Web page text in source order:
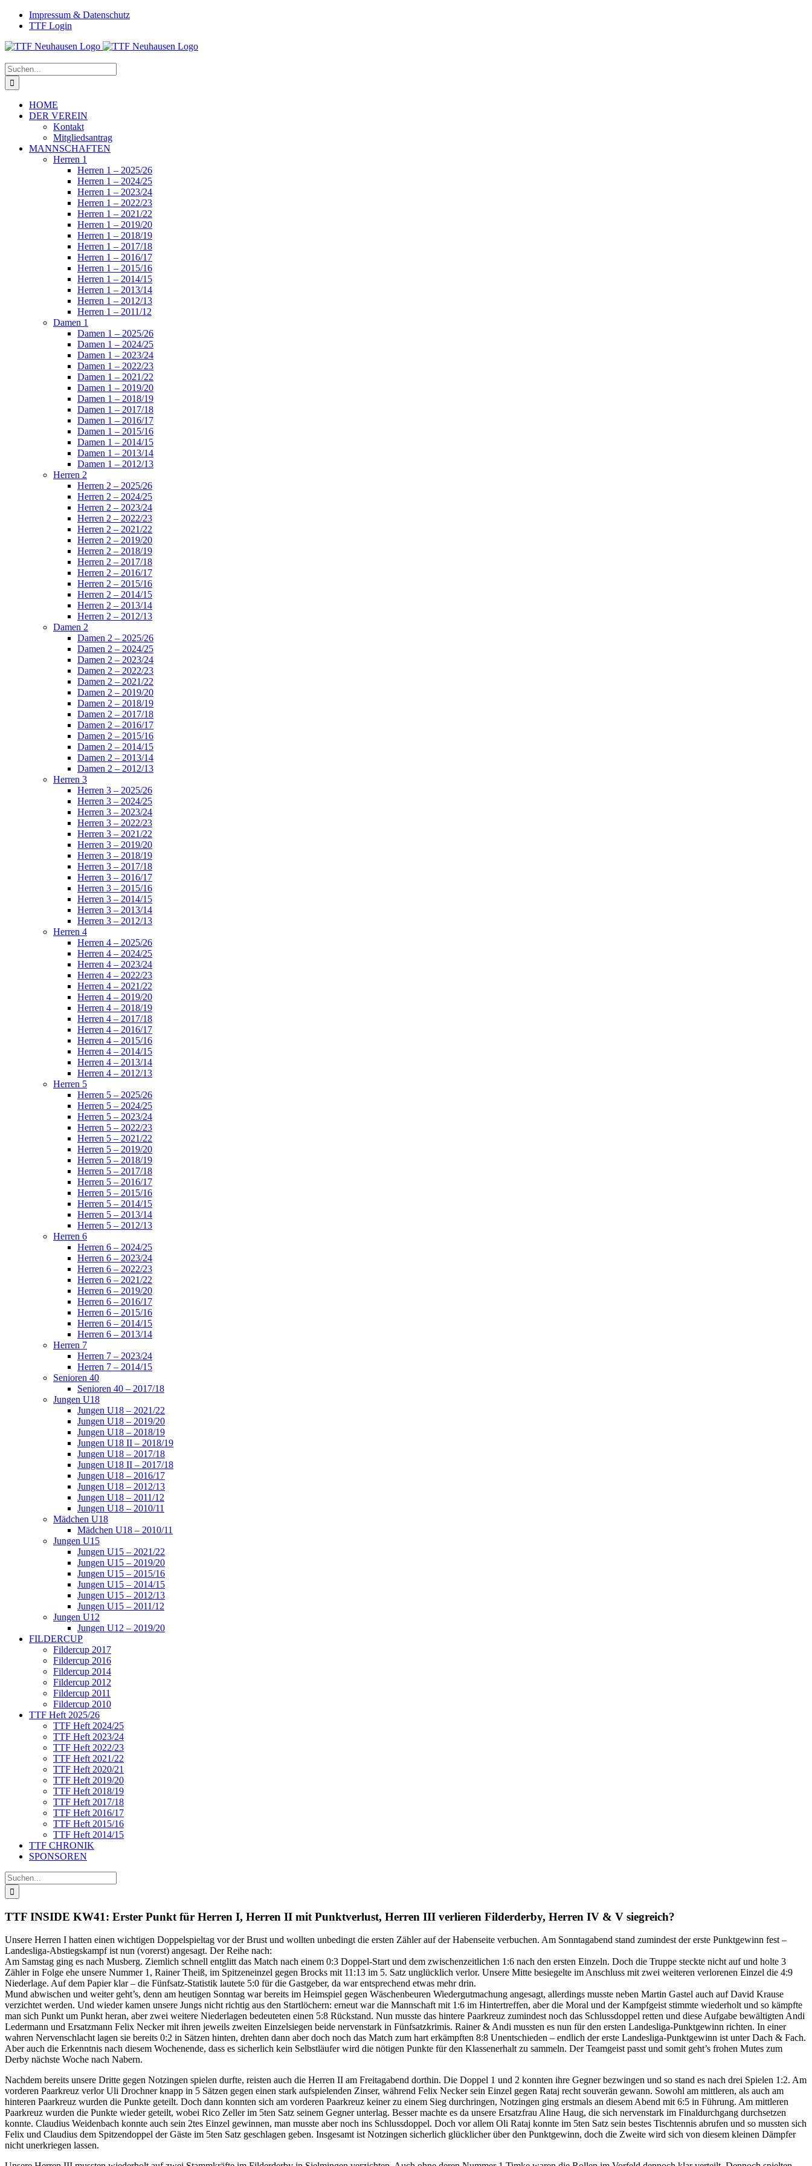
Zum
Inhalt
Facebook
InstagramImpressum & Datenschutz
TTF Login
Suche
nach:
HOME
DER VEREIN
Kontakt
Mitgliedsantrag
MANNSCHAFTEN
Herren 1
Herren 1 – 2025/26
Herren 1 – 2024/25
Herren 1 – 2023/24
Herren 1 – 2022/23
Herren 1 – 2021/22
Herren 1 – 2019/20
Herren 1 – 2018/19
Herren 1 – 2017/18
Herren 1 – 2016/17
Herren 1 – 2015/16
Herren 1 – 2014/15
Herren 1 – 2013/14
Herren 1 – 2012/13
Herren 1 – 2011/12
Damen 1
Damen 1 – 2025/26
Damen 1 – 2024/25
Damen 1 – 2023/24
Damen 1 – 2022/23
Damen 1 – 2021/22
Damen 1 – 2019/20
Damen 1 – 2018/19
Damen 1 – 2017/18
Damen 1 – 2016/17
Damen 1 – 2015/16
Damen 1 – 2014/15
Damen 1 – 2013/14
Damen 1 – 2012/13
Herren 2
Herren 2 – 2025/26
Herren 2 – 2024/25
Herren 2 – 2023/24
Herren 2 – 2022/23
Herren 2 – 2021/22
Herren 2 – 2019/20
Herren 2 – 2018/19
Herren 2 – 2017/18
Herren 2 – 2016/17
Herren 2 – 2015/16
Herren 2 – 2014/15
Herren 2 – 2013/14
Herren 2 – 2012/13
Damen 2
Damen 2 – 2025/26
Damen 2 – 2024/25
Damen 2 – 2023/24
Damen 2 – 2022/23
Damen 2 – 2021/22
Damen 2 – 2019/20
Damen 2 – 2018/19
Damen 2 – 2017/18
Damen 2 – 2016/17
Damen 2 – 2015/16
Damen 2 – 2014/15
Damen 2 – 2013/14
Damen 2 – 2012/13
Herren 3
Herren 3 – 2025/26
Herren 3 – 2024/25
Herren 3 – 2023/24
Herren 3 – 2022/23
Herren 3 – 2021/22
Herren 3 – 2019/20
Herren 3 – 2018/19
Herren 3 – 2017/18
Herren 3 – 2016/17
Herren 3 – 2015/16
Herren 3 – 2014/15
Herren 3 – 2013/14
Herren 3 – 2012/13
Herren 4
Herren 4 – 2025/26
Herren 4 – 2024/25
Herren 4 – 2023/24
Herren 4 – 2022/23
Herren 4 – 2021/22
Herren 4 – 2019/20
Herren 4 – 2018/19
Herren 4 – 2017/18
Herren 4 – 2016/17
Herren 4 – 2015/16
Herren 4 – 2014/15
Herren 4 – 2013/14
Herren 4 – 2012/13
Herren 5
Herren 5 – 2025/26
Herren 5 – 2024/25
Herren 5 – 2023/24
Herren 5 – 2022/23
Herren 5 – 2021/22
Herren 5 – 2019/20
Herren 5 – 2018/19
Herren 5 – 2017/18
Herren 5 – 2016/17
Herren 5 – 2015/16
Herren 5 – 2014/15
Herren 5 – 2013/14
Herren 5 – 2012/13
Herren 6
Herren 6 – 2024/25
Herren 6 – 2023/24
Herren 6 – 2022/23
Herren 6 – 2021/22
Herren 6 – 2019/20
Herren 6 – 2016/17
Herren 6 – 2015/16
Herren 6 – 2014/15
Herren 6 – 2013/14
Herren 7
Herren 7 – 2023/24
Herren 7 – 2014/15
Senioren 40
Senioren 40 – 2017/18
Jungen U18
Jungen U18 – 2021/22
Jungen U18 – 2019/20
Jungen U18 – 2018/19
Jungen U18 II – 2018/19
Jungen U18 – 2017/18
Jungen U18 II – 2017/18
Jungen U18 – 2016/17
Jungen U18 – 2012/13
Jungen U18 – 2011/12
Jungen U18 – 2010/11
Mädchen U18
Mädchen U18 – 2010/11
Jungen U15
Jungen U15 – 2021/22
Jungen U15 – 2019/20
Jungen U15 – 2015/16
Jungen U15 – 2014/15
Jungen U15 – 2012/13
Jungen U15 – 2011/12
Jungen U12
Jungen U12 – 2019/20
FILDERCUP
Fildercup 2017
Fildercup 2016
Fildercup 2014
Fildercup 2012
Fildercup 2011
Fildercup 2010
TTF Heft 2025/26
TTF Heft 2024/25
TTF Heft 2023/24
TTF Heft 2022/23
TTF Heft 2021/22
TTF Heft 2020/21
TTF Heft 2019/20
TTF Heft 2018/19
TTF Heft 2017/18
TTF Heft 2016/17
TTF Heft 2015/16
TTF Heft 2014/15
TTF CHRONIK
SPONSOREN
Suche
nach:
TTF INSIDE KW41: Erster Punkt für Herren I, Herren II mit Punktverlust, Herren III verlieren Filderderby, Herren IV & V siegreich?
Unsere Herren I hatten einen wichtigen Doppelspieltag vor der Brust und wollten unbedingt die ersten Zähler auf der Habenseite verbuchen. Am Sonntagabend stand zumindest der erste Punktgewinn fest –
Landesliga-Abstiegskampf ist nun (vorerst) angesagt. Der Reihe nach:
Am Samstag ging es nach Musberg. Ziemlich schnell entglitt das Match nach einem 0:3 Doppel-Start und dem zwischenzeitlichen 1:6 nach den ersten Einzeln. Doch die Truppe steckte nicht auf und holte 3
Zähler in Folge ehe unsere Nummer 1, Rainer Theiß, im Spitzeneinzel gegen Brocks mit 11:13 im 5. Satz unglücklich verlor. Unsere Mitte besiegelte im Anschluss mit zwei weiteren verlorenen Einzel die 4:9
Niederlage. Auf dem Papier klar – die Fünfsatz-Statistik lautete 5:0 für die Gastgeber, da war entsprechend etwas mehr drin.
Mund abwischen und weiter geht’s, denn am heutigen Sonntag war bereits im Heimspiel gegen Wäschenbeuren Wiedergutmachung angesagt, allerdings musste neben Martin Gastel auch auf David Krause
verzichtet werden. Und wieder kamen unsere Jungs nicht richtig aus den Startlöchern: erneut war die Mannschaft mit 1:6 im Hintertreffen, aber die Moral und der Kampfgeist stimmte wiederholt und so kämpfte
man sich Punkt um Punkt heran, aber zwei weitere Niederlagen bedeuteten einen 5:8 Rückstand. Nun musste das hintere Paarkreuz zumindest noch das Schlussdoppel retten und diese Aufgabe bewältigten Andi
Ledermann und Ersatzmann Felix Necker mit ihren jeweils zweiten Einzelsiegen beide nervenstark in Fünfsatzkrimis. Rainer & Andi mussten es nun für den ersten Landesliga-Punktgewinn richten. In einer
wahren Nervenschlacht lagen sie bereits 0:2 in Sätzen hinten, drehten dann aber doch noch das Match zum hart erkämpften 8:8 Unentschieden – endlich der erste Landesliga-Punktgewinn ist unter Dach & Fach.
Aber auch die Erkenntnis nach diesem Wochenende, dass es sicherlich kein Selbstläufer wird die nötigen Punkte für den Klassenerhalt zu sammeln. Der Teamgeist passt und somit geht’s frohen Mutes zum
Derby nächste Woche nach Nabern.
Nachdem bereits unsere Dritte gegen Notzingen spielen durfte, reisten auch die Herren II am Freitagabend dorthin. Die Doppel 1 und 2 konnten ihre Gegner bezwingen und so stand es nach drei Spielen 1:2. Am
vorderen Paarkreuz verlor Uli Drochner knapp in 5 Sätzen gegen einen stark aufspielenden Zinser, während Felix Necker sein Einzel gegen Rataj recht souverän gewann. Sowohl am mittleren, als auch am
hinteren Paarkreuz wurden die Punkte geteilt. Doch dann konnten sich am vorderen Paarkreuz keiner zu einem Sieg durchringen, Notzingen ging erstmals an diesem Abend mit 6:5 in Führung. Am mittleren
Paarkreuz wurden die Punkte wieder geteilt, wobei Rico Zeller im 5ten Satz seinem Gegner unterlag. Besser machte es da unsere Ersatzfrau Aline Haug, die sich nervenstark im Finaldurchgang durchsetzen
konnte. Claudius Weidenbach konnte auch sein 2tes Einzel gewinnen, man musste aber noch ins Schlussdoppel. Doch vor allem Oli Rataj konnte im 5ten Satz sein bestes Tischtennis abrufen und so mussten sich
Felix und Claudius dem Spitzendoppel der Gäste im 5ten Satz geschlagen geben. Insgesamt ist Notzingen sicherlich glücklicher über den Punktgewinn, doch die Zweite wird sich von diesem kleinen Dämpfer
nicht unerkriegen lassen.